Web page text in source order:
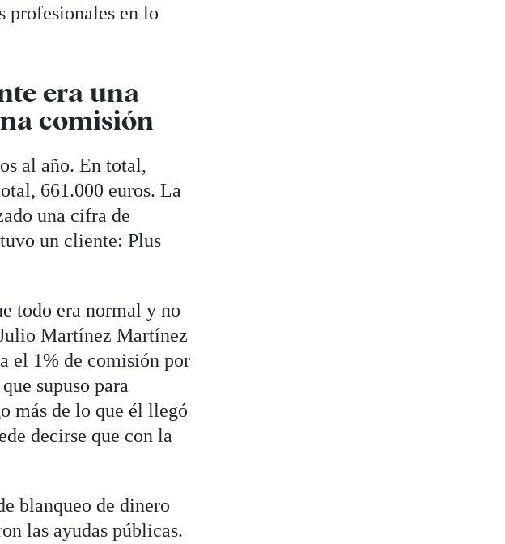
profesionales en lo
era una
comisión
al año. En total,
661.000 euros. La
una cifra de
un cliente: Plus
todo era normal y no
Martínez Martínez
el 1% de comisión por
supuso para
más de lo que él llegó
decirse que con la
blanqueo de dinero
las ayudas públicas.